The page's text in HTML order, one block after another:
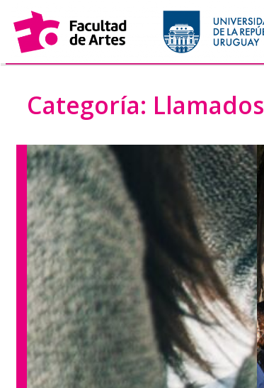
Saltar
al
contenido
Categoría: Llamados